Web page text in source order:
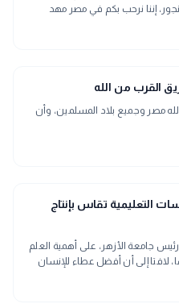
إننا نرحب بكم في مصر مهد
القرب من الله
مصر وجميع بلاد المسلمين، وأن
التعليمية تقاس بإنتاج
جامعة الأزهر، على أهمية العلم
لافتا إلى أن أفضل عطاء للإنسان